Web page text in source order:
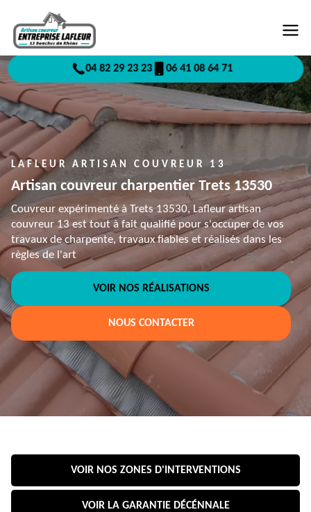
04 82 29 23 23 06 41 08 64 71
LAFLEUR ARTISAN COUVREUR 13
Artisan couvreur charpentier Trets 13530
Couvreur expérimenté à Trets 13530, Lafleur artisan
couvreur 13 est tout à fait qualifié pour s'occuper de vos
travaux de charpente, travaux fiables et réalisés dans les
règles de l'art
VOIR NOS RÉALISATIONS
NOUS CONTACTER
VOIR NOS ZONES D'INTERVENTIONS
VOIR LA GARANTIE DÉCÉNNALE